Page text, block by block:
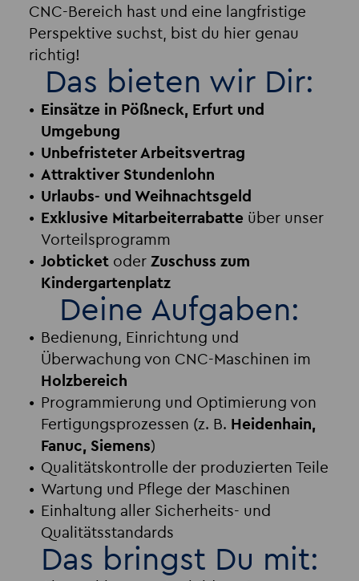
CNC-Bereich hast und eine langfristige
Perspektive suchst, bist du hier genau
richtig!
Das bieten wir Dir:
Einsätze in Pößneck, Erfurt und
Umgebung
Unbefristeter Arbeitsvertrag
Attraktiver Stundenlohn
Urlaubs- und Weihnachtsgeld
Exklusive Mitarbeiterrabatte über unser
Vorteilsprogramm
Jobticketoder Zuschuss zum
Kindergartenplatz
Deine Aufgaben:
Bedienung, Einrichtung und
Überwachung von CNC-Maschinen im
Holzbereich
Programmierung und Optimierung von
Fertigungsprozessen (z. B. Heidenhain,
Fanuc, Siemens)
Qualitätskontrolle der produzierten Teile
Wartung und Pflege der Maschinen
Einhaltung aller Sicherheits- und
Qualitätsstandards
Das bringst Du mit: